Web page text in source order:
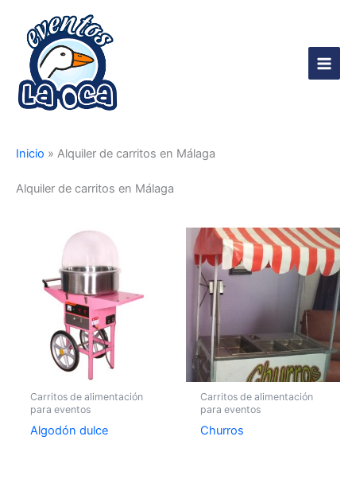
contenido
Main
Inicio » Alquiler de carritos en Málaga
Alquiler de carritos en Málaga
Carritos de alimentación
para eventos
Algodón dulce
Carritos de alimentación
para eventos
Churros